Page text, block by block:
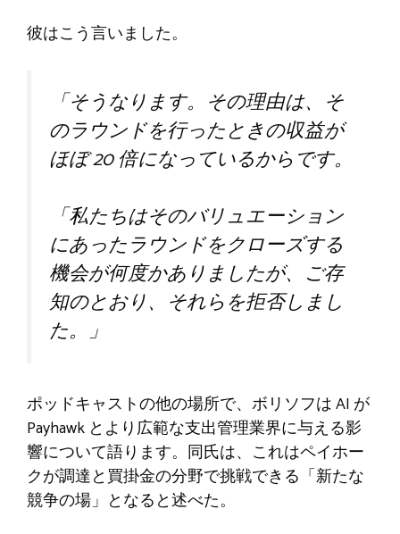
彼はこう言いました。
「そうなります。その理由は、そ
のラウンドを行ったときの収益が
ほぼ 20 倍になっているからです。
「私たちはそのバリュエーション
にあったラウンドをクローズする
機会が何度かありましたが、ご存
知のとおり、それらを拒否しまし
た。」
ポッドキャストの他の場所で、ボリソフは AI が
Payhawk とより広範な支出管理業界に与える影
響について語ります。同氏は、これはペイホー
クが調達と買掛金の分野で挑戦できる「新たな
競争の場」となると述べた。